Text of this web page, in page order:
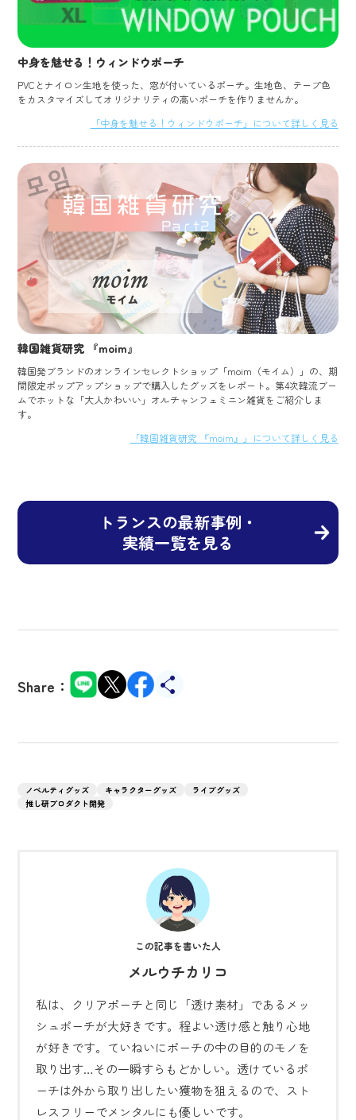
中身を魅せる！ウィンドウポーチ
PVCとナイロン生地を使った、窓が付いているポーチ。生地色、テープ色
をカスタマイズしてオリジナリティの高いポーチを作りませんか。
「中身を魅せる！ウィンドウポーチ」について詳しく見る
韓国雑貨研究 『moim』
韓国発ブランドのオンラインセレクトショップ「moim（モイム）」の、期
間限定ポップアップショップで購入したグッズをレポート。第4次韓流ブー
ムでホットな「大人かわいい」オルチャンフェミニン雑貨をご紹介しま
す。
「韓国雑貨研究 『moim』」について詳しく見る
トランスの最新事例・
実績一覧を見る
Share：
ノベルティグッズ キャラクターグッズ
ライブグッズ
推し研プロダクト開発
メルウチカリコ
私は、クリアポーチと同じ「透け素材」であるメッ
シュポーチが大好きです。程よい透け感と触り心地
が好きです。ていねいにポーチの中の目的のモノを
取り出す…その一瞬すらもどかしい。透けているポ
ーチは外から取り出したい獲物を狙えるので、スト
レスフリーでメンタルにも優しいです。